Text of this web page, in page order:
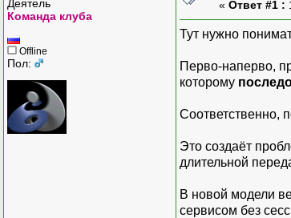
Деятель
Команда клуба
Offline
Пол:
« Ответ #1 :
Тут нужно
Перво-наперво,
которому
Соответственно,
Это создаёт
длительной
В новой модели
сервисом без